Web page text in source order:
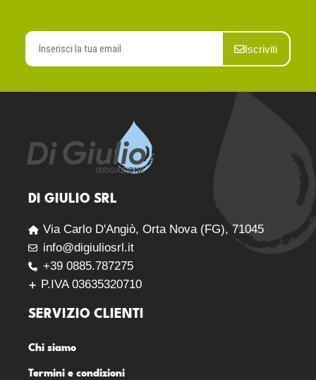
Iscriviti
DI GIULIO SRL
Via Carlo D'Angiò, Orta Nova (FG), 71045
info@digiuliosrl.it
+39 0885.787275
P.IVA 03635320710
SERVIZIO CLIENTI
Chi siamo
Termini e condizioni